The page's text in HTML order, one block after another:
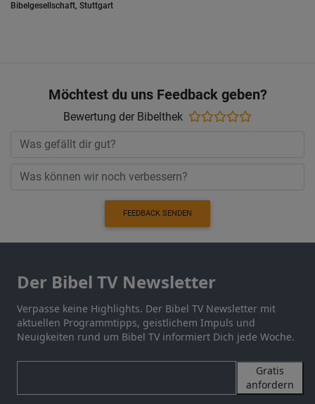
Bibelgesellschaft, Stuttgart
Möchtest du uns Feedback geben?
Bewertung der Bibelthek
FEEDBACK SENDEN
Der Bibel TV Newsletter
Verpasse keine Highlights. Der Bibel TV Newsletter mit
aktuellen Programmtipps, geistlichem Impuls und
Neuigkeiten rund um Bibel TV informiert Dich jede Woche.
Gratis
anfordern